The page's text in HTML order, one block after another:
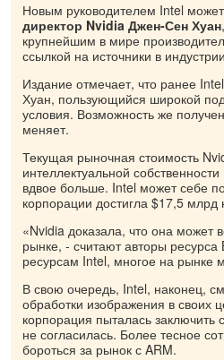
Новым руководителем Intel
директор Nvidia Джен-Сен Хуан
крупнейшим в мире
ссылкой на источники в
Издание отмечает, что ранее
Хуан, пользующийся широкой
условия. Возможность же
меняет.
Текущая рыночная стоимость
интеллектуальной
вдвое больше. Intel может себе
корпорации достигла $17,5
«Nvidia доказала, что она может
рынке, - считают авторы
ресурсам Intel, многое на рынке
В свою очередь, Intel, наконец,
обработки изображения в своих
корпорация пыталась
не согласилась. Более тесное
бороться за рынок с ARM.